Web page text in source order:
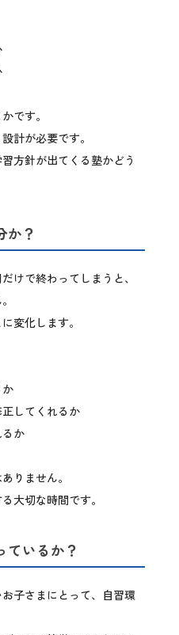
です。
計が必要です。
方針が出てくる塾かどう
か？
けで終わってしまうと、
変化します。
してくれるか
か
りません。
大切な時間です。
ているか？
子さまにとって、自習環